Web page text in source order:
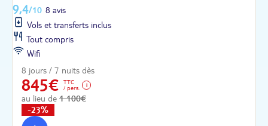
9,4/10 8 avis
Vols et transferts inclus
Tout compris
Wifi
8 jours / 7 nuits dès
845€
TTC
/ pers.
au lieu de 1 100€
-23%